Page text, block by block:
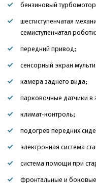
бензиновый
шестиступенчатая
семиступенчатая
передний привод;
сенсорный экран
камера заднего вида;
парковочные датчики в
климат-контроль;
подогрев передних
электронная система
система помощи при
фронтальные и